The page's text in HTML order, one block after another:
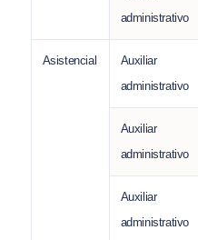
administrativo
Asistencial
Auxiliar
administrativo
Auxiliar
administrativo
Auxiliar
administrativo